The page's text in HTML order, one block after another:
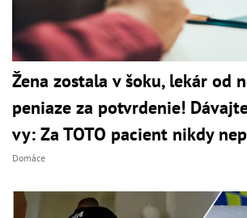
Žena zostala v šoku, lekár od
peniaze za potvrdenie!
vy: Za TOTO pacient nikdy
Domáce